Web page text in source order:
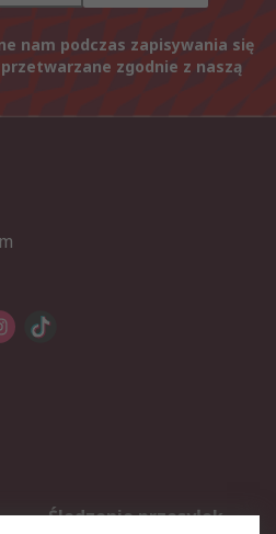
nam podczas zapisywania się
zgodnie z naszą
Śledzenie przesyłek